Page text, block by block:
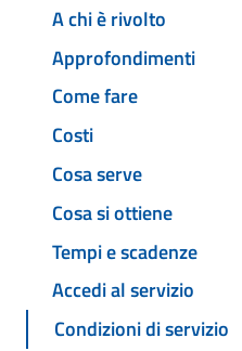
A chi è rivolto
Approfondimenti
Come fare
Costi
Cosa serve
Cosa si ottiene
Tempi e scadenze
Accedi al servizio
Condizioni di servizio